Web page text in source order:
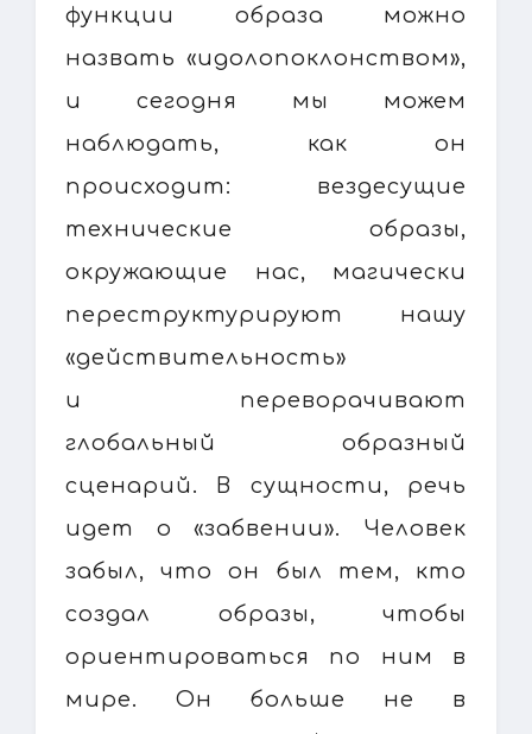
функции образа можно
назвать «идолопоклонством»,
и сегодня мы можем
наблюдать, как он
происходит: вездесущие
технические образы,
окружающие нас, магически
переструктурируют нашу
«действительность»
и переворачивают
глобальный образный
сценарий. В сущности, речь
идет о «забвении». Человек
забыл, что он был тем, кто
создал образы, чтобы
ориентироваться по ним в
мире. Он больше не в